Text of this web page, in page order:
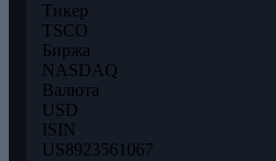
Тикер
TSCO
Биржа
NASDAQ
Валюта
USD
ISIN
US8923561067